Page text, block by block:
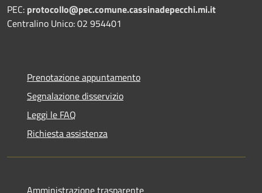
PEC: protocollo@pec.comune.cassinadepecchi.mi.it
Centralino Unico: 02 954401
Prenotazione appuntamento
Segnalazione disservizio
Leggi le FAQ
Richiesta assistenza
Amministrazione trasparente